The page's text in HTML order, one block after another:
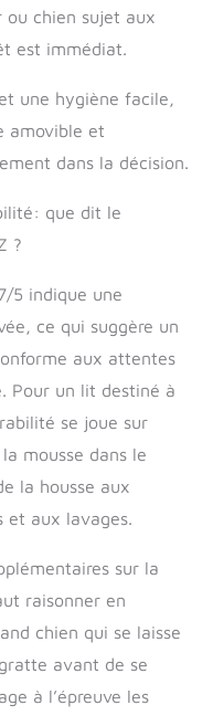
ou chien sujet aux
est immédiat.
une hygiène facile,
amovible et
dans la décision.
que dit le
?
5 indique une
ce qui suggère un
aux attentes
Pour un lit destiné à
se joue sur
mousse dans le
la housse aux
aux lavages.
sur la
raisonner en
chien qui se laisse
avant de se
à l’épreuve les